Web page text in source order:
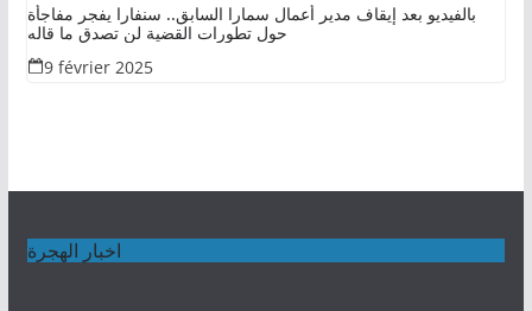
بالفيديو بعد إيقاف مدير أعمال سمارا السابق.. سنفارا يفجر مفاجأة
حول تطورات القضية لن تصدق ما قاله
9 février 2025
اخبار الهجرة